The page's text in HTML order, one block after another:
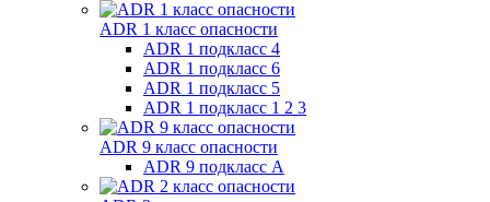
ADR 1 класс опасности
ADR 1 подкласс 4
ADR 1 подкласс 6
ADR 1 подкласс 5
ADR 1 подкласс 1 2 3
ADR 9 класс опасности
ADR 9 подкласс A